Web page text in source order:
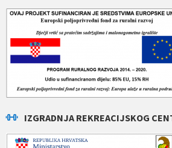
IZGRADNJA REKREACIJSKOG